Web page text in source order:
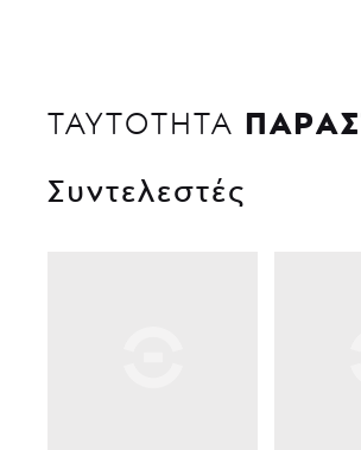
ΤΑΥΤΟΤΗΤΑ
Συντελεστές